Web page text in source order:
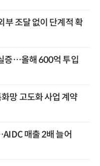
조달 없이 단계적 확
증…올해 600억 투입
망 고도화 사업 계약
매출 2배 늘어